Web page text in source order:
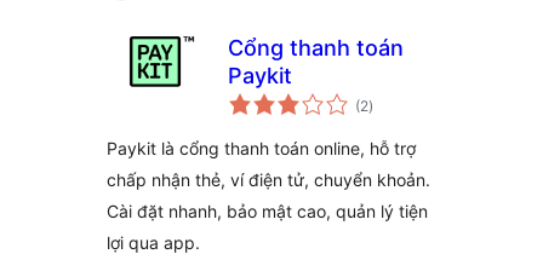
Cổng thanh toán
Paykit
(2celkové
hodnotenie
)
Paykit là cổng thanh toán online, hỗ trợ
chấp nhận thẻ, ví điện tử, chuyển khoản.
Cài đặt nhanh, bảo mật cao, quản lý tiện
lợi qua app.